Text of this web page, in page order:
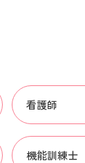
看護師
機能訓練士